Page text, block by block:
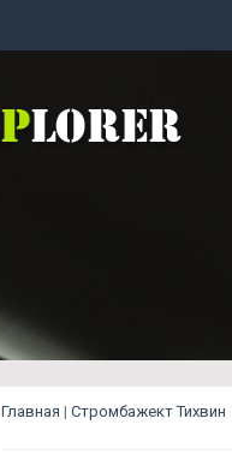
Главная | Стромбажект Тихвин